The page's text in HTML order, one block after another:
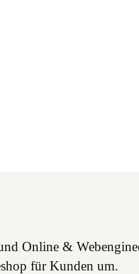
Online &
für Kunden um.